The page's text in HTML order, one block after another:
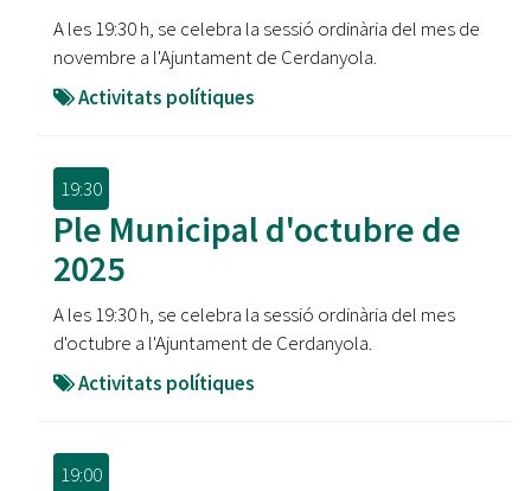
A les 19:30 h, se celebra la sessió ordinària del mes de
novembre a l'Ajuntament de Cerdanyola.
Activitats polítiques
19:30
Ple Municipal d'octubre de
2025
A les 19:30 h, se celebra la sessió ordinària del mes
d'octubre a l'Ajuntament de Cerdanyola.
Activitats polítiques
19:00